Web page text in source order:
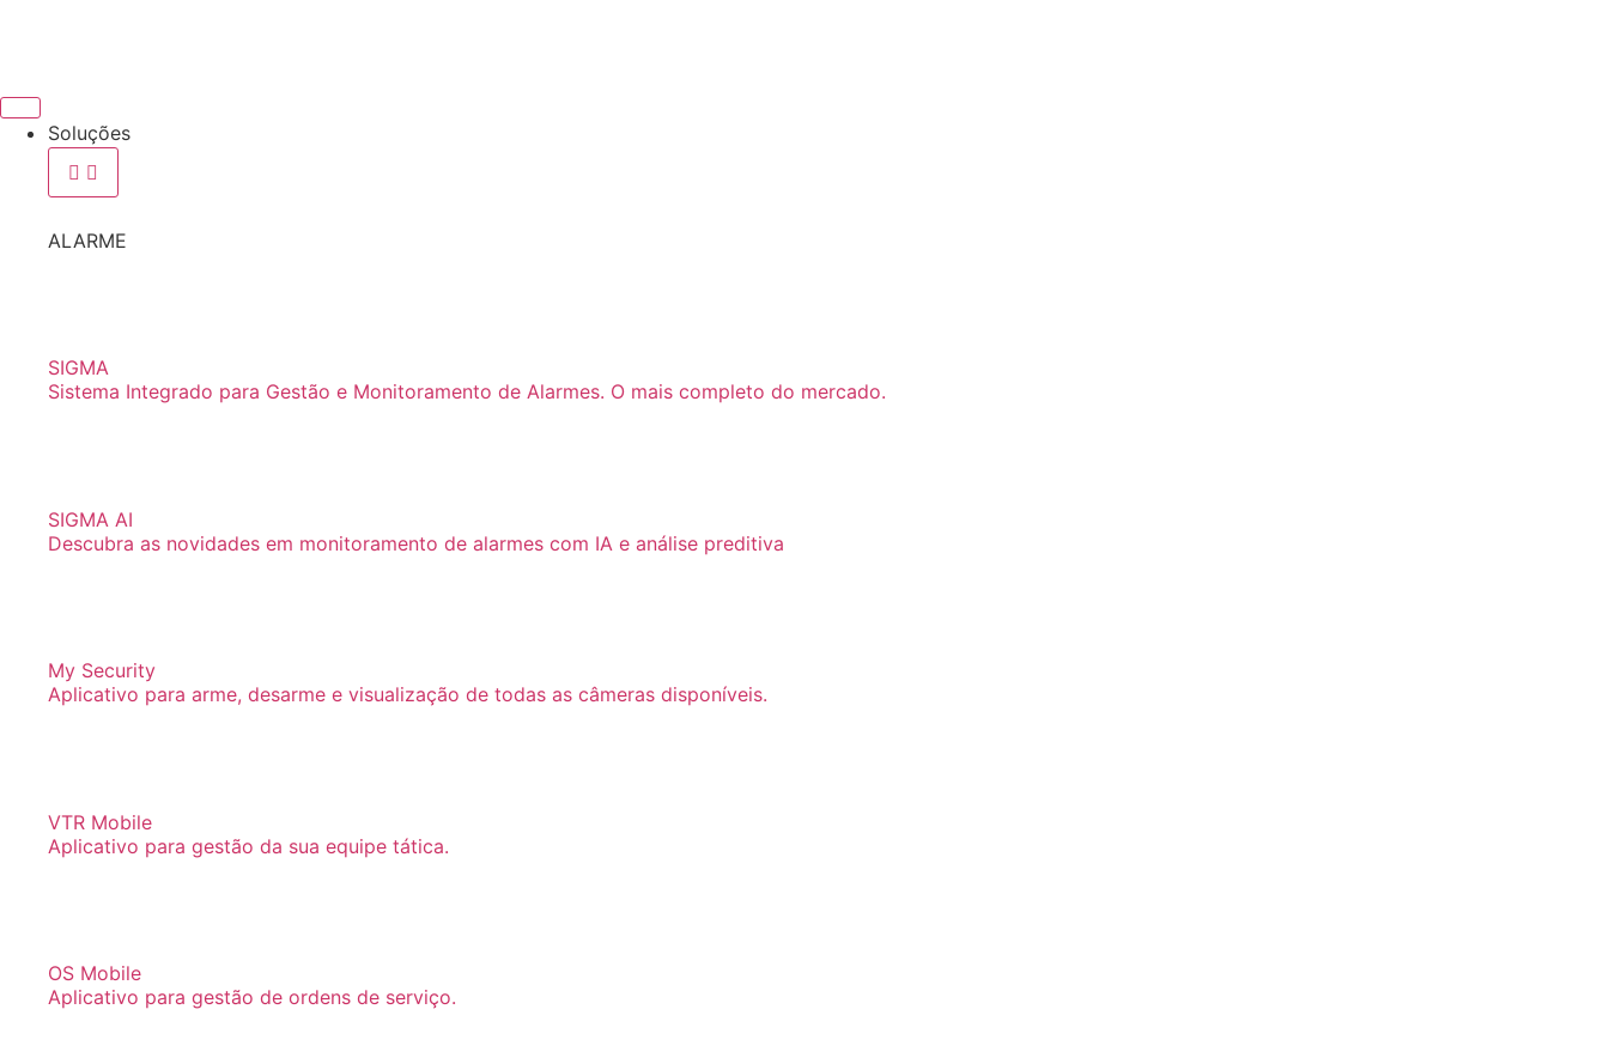
Soluções
ALARME
SIGMA
Sistema Integrado para Gestão e Monitoramento de Alarmes. O mais completo do mercado.
SIGMA AI
Descubra as novidades em monitoramento de alarmes com IA e análise preditiva
My Security
Aplicativo para arme, desarme e visualização de todas as câmeras disponíveis.
VTR Mobile
Aplicativo para gestão da sua equipe tática.
OS Mobile
Aplicativo para gestão de ordens de serviço.